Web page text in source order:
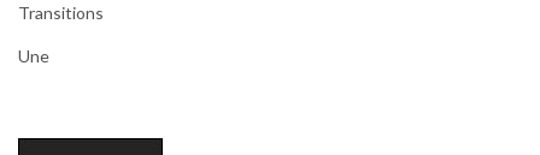
Transitions
Une